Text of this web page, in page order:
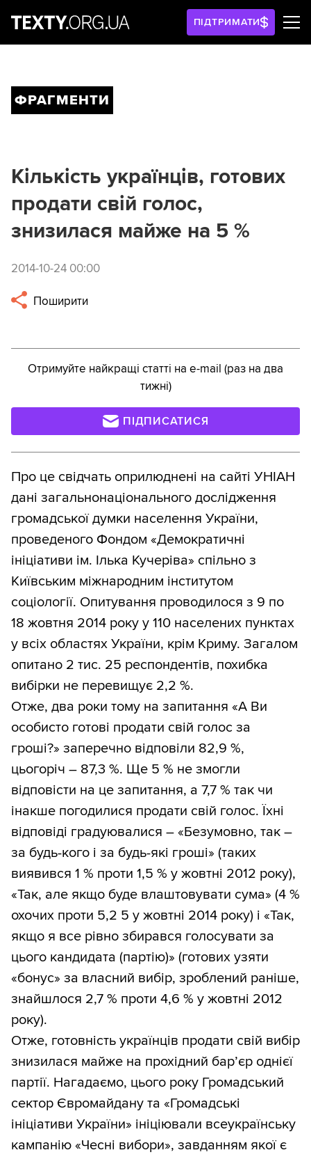
ПІДТРИМАТИ
ФРАГМЕНТИ
Кількість українців, готових
продати свій голос,
знизилася майже на 5 %
2014-10-24 00:00
Поширити
Отримуйте найкращі статті на e-mail (раз на два
тижні)
ПІДПИСАТИСЯ
Про це свідчать оприлюднені на сайті УНІАН
дані загальнонаціонального дослідження
громадської думки населення України,
проведеного Фондом «Демократичні
ініціативи ім. Ілька Кучеріва» спільно з
Київським міжнародним інститутом
соціології. Опитування проводилося з 9 по
18 жовтня 2014 року у 110 населених пунктах
у всіх областях України, крім Криму. Загалом
опитано 2 тис. 25 респондентів, похибка
вибірки не перевищує 2,2 %.
Отже, два роки тому на запитання «А Ви
особисто готові продати свій голос за
гроші?» заперечно відповіли 82,9 %,
цьогоріч – 87,3 %. Ще 5 % не змогли
відповісти на це запитання, а 7,7 % так чи
інакше погодилися продати свій голос. Їхні
відповіді градуювалися – «Безумовно, так –
за будь-кого і за будь-які гроші» (таких
виявився 1 % проти 1,5 % у жовтні 2012 року),
«Так, але якщо буде влаштовувати сума» (4 %
охочих проти 5,2 5 у жовтні 2014 року) і «Так,
якщо я все рівно збирався голосувати за
цього кандидата (партію)» (готових узяти
«бонус» за власний вибір, зроблений раніше,
знайшлося 2,7 % проти 4,6 % у жовтні 2012
року).
Отже, готовність українців продати свій вибір
знизилася майже на прохідний бар’єр однієї
партії. Нагадаємо, цього року Громадський
сектор Євромайдану та «Громадські
ініціативи України» ініціювали всеукраїнську
кампанію «Чесні вибори», завданням якої є